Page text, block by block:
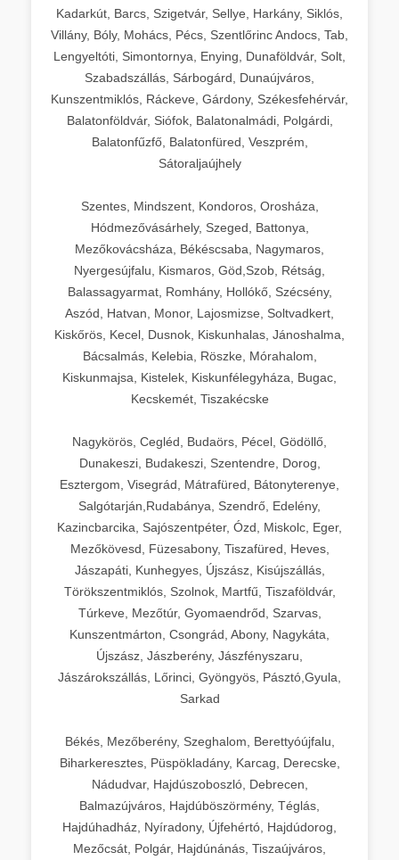
Kadarkút, Barcs, Szigetvár, Sellye, Harkány, Siklós,
Villány, Bóly, Mohács, Pécs, Szentlőrinc Andocs, Tab,
Lengyeltóti, Simontornya, Enying, Dunaföldvár, Solt,
Szabadszállás, Sárbogárd, Dunaújváros,
Kunszentmiklós, Ráckeve, Gárdony, Székesfehérvár,
Balatonföldvár, Siófok, Balatonalmádi, Polgárdi,
Balatonfűzfő, Balatonfüred, Veszprém,
Sátoraljaújhely
Szentes, Mindszent, Kondoros, Orosháza,
Hódmezővásárhely, Szeged, Battonya,
Mezőkovácsháza, Békéscsaba, Nagymaros,
Nyergesújfalu, Kismaros, Göd,Szob, Rétság,
Balassagyarmat, Romhány, Hollókő, Szécsény,
Aszód, Hatvan, Monor, Lajosmizse, Soltvadkert,
Kiskőrös, Kecel, Dusnok, Kiskunhalas, Jánoshalma,
Bácsalmás, Kelebia, Röszke, Mórahalom,
Kiskunmajsa, Kistelek, Kiskunfélegyháza, Bugac,
Kecskemét, Tiszakécske
Nagykörös, Cegléd, Budaörs, Pécel, Gödöllő,
Dunakeszi, Budakeszi, Szentendre, Dorog,
Esztergom, Visegrád, Mátrafüred, Bátonyterenye,
Salgótarján,Rudabánya, Szendrő, Edelény,
Kazincbarcika, Sajószentpéter, Ózd, Miskolc, Eger,
Mezőkövesd, Füzesabony, Tiszafüred, Heves,
Jászapáti, Kunhegyes, Újszász, Kisújszállás,
Törökszentmiklós, Szolnok, Martfű, Tiszaföldvár,
Túrkeve, Mezőtúr, Gyomaendrőd, Szarvas,
Kunszentmárton, Csongrád, Abony, Nagykáta,
Újszász, Jászberény, Jászfényszaru,
Jászárokszállás, Lőrinci, Gyöngyös, Pásztó,Gyula,
Sarkad
Békés, Mezőberény, Szeghalom, Berettyóújfalu,
Biharkeresztes, Püspökladány, Karcag, Derecske,
Nádudvar, Hajdúszoboszló, Debrecen,
Balmazújváros, Hajdúböszörmény, Téglás,
Hajdúhadház, Nyíradony, Újfehértó, Hajdúdorog,
Mezőcsát, Polgár, Hajdúnánás, Tiszaújváros,